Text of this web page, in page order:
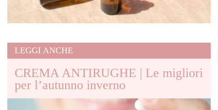
LEGGI ANCHE
CREMA ANTIRUGHE | Le migliori
per l’autunno inverno